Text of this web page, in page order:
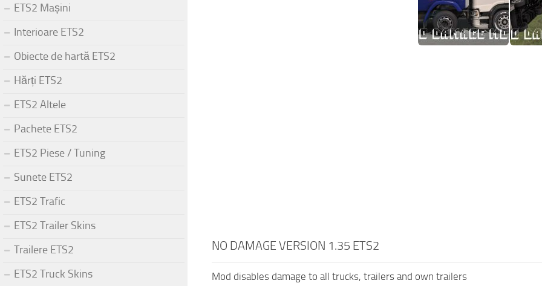
NO DAMAGE VERSION 1.35 ETS2
Mod disables damage to all trucks, trailers and own trailers
ETS2 Mașini
Interioare ETS2
Obiecte de hartă ETS2
Hărți ETS2
ETS2 Altele
Pachete ETS2
ETS2 Piese / Tuning
Sunete ETS2
ETS2 Trafic
ETS2 Trailer Skins
Trailere ETS2
ETS2 Truck Skins